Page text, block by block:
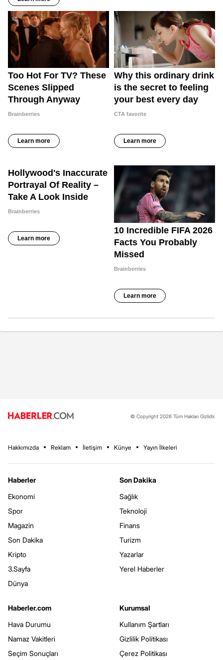
© Copyright 2026 Tüm Hakları Gizlidir.
Hakkımızda Reklam İletişim Künye Yayın İlkeleri
Haberler
Ekonomi
Spor
Magazin
Son Dakika
Kripto
3.Sayfa
Dünya
Son Dakika
Sağlık
Teknoloji
Finans
Turizm
Yazarlar
Yerel Haberler
Haberler.com
Hava Durumu
Namaz Vakitleri
Seçim Sonuçları
Kurumsal
Kullanım Şartları
Gizlilik Politikası
Çerez Politikası